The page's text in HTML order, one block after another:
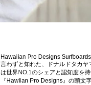
Hawaiian Pro Designs Surfboards
言わずと知れた、ドナルドタカ
は世界NO.1のシェアと認知度を
『Hawiian Pro Designs』の頭文